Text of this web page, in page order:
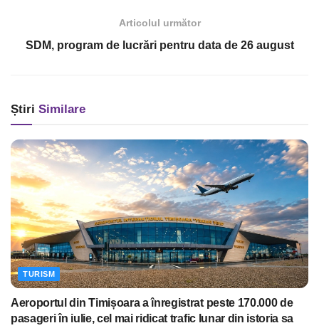
Articolul următor
SDM, program de lucrări pentru data de 26 august
Știri Similare
TURISM
Aeroportul din Timișoara a înregistrat peste 170.000 de
pasageri în iulie, cel mai ridicat trafic lunar din istoria sa